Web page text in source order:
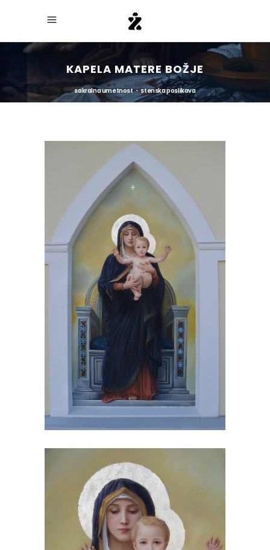
KAPELA MATERE BOŽJE
sakralna umetnost ・ stenska poslikava